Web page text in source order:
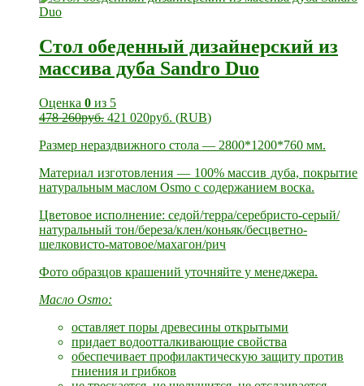
Стол обеденный дизайнерский из
массива дуба Sandro Duo
Оценка 0 из 5
478 260руб. 421 020руб. (RUB)
Размер нераздвижного стола — 2800*1200*760 мм.
Материал изготовления — 100% массив дуба, покрытие
натуральным маслом Osmo с содержанием воска.
Цветовое исполнение: седой/терра/серебристо-серый/
натуральный тон/береза/клен/коньяк/бесцветно-
шелковисто-матовое/махагон/рич
Фото образцов крашений уточняйте у менеджера.
Масло Osmo:
оставляет поры древесины открытыми
придает водоотталкивающие свойства
обеспечивает профилактическую защиту против
гниения и грибков